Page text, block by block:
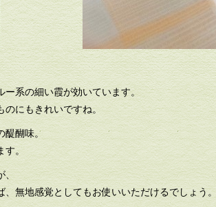
ー系の細い霞が効いています。
のにもきれいですね。
醍醐味。
す。
、
、無地感覚としてもお使いいただけるでしょう。